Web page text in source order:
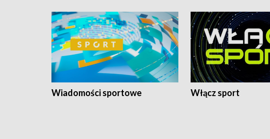
Wiadomości sportowe Włącz sport